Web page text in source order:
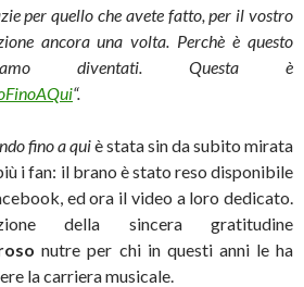
per quello che avete fatto, per il vostro
ancora una volta. Perchè è questo
diventati. Questa è
“.
fino a quiè stata sin da subito mirata
i fan: il brano è stato reso disponibile
ed ora il video a loro dedicato.
della sincera gratitudine
nutre per chi in questi anni le ha
la carriera musicale.